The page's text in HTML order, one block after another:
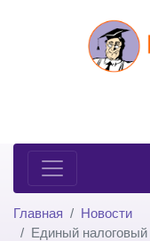
Главная
Новости
Единый